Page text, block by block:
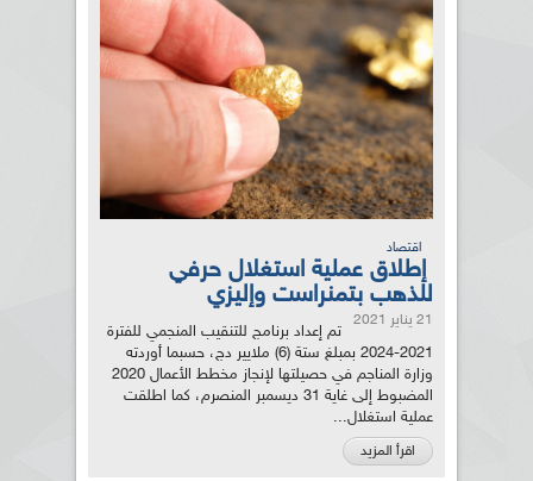
اقتصاد
إطلاق عملية استغلال حرفي
للذهب بتمنراست وإليزي
21 يناير 2021
تم إعداد برنامج للتنقيب المنجمي للفترة
2021-2024 بمبلغ ستة (6) ملايير دج، حسبما أوردته
وزارة المناجم في حصيلتها لإنجاز مخطط الأعمال 2020
المضبوط إلى غاية 31 ديسمبر المنصرم، كما اطلقت
عملية استغلال...
اقرأ المزيد